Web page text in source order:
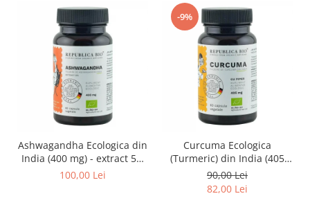
Ashwagandha Ecologica din
India (400 mg) - extract 5%
Republica BIO, 60 capsule
100,00 Lei
-9%
Curcuma Ecologica
(Turmeric) din India (405
mg) Republica BIO, 60
capsule
90,00 Lei
82,00 Lei